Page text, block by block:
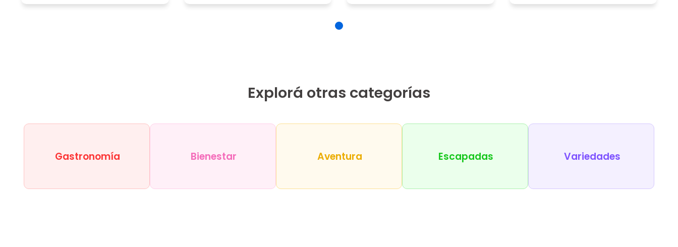
Explorá otras categorías
Gastronomía Bienestar Aventura Escapadas Variedades